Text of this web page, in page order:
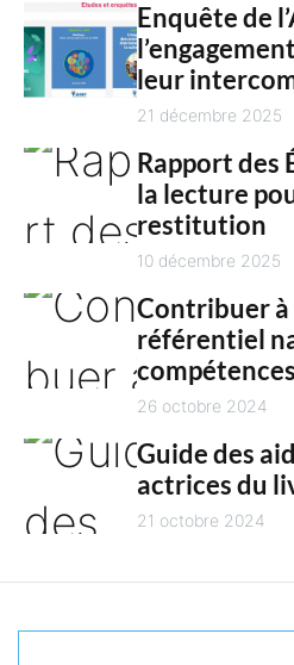
Enquête de
leur
culture en
21 décembre 2025
Rapport des
la lecture
restitution
10 décembre 2025
Contribuer à
référentiel
territoriales
26 octobre 2024
Guide des
actrices du
21 octobre 2024